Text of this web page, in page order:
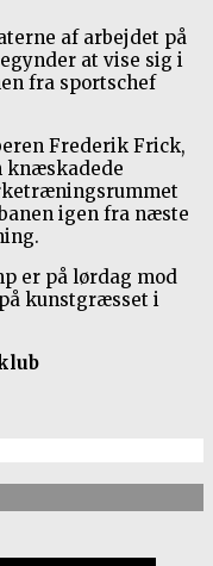
af arbejdet på
at vise sig i
fra sportschef
Frederik Frick,
knæskadede
igen fra næste
er på lørdag mod
kunstgræsset i